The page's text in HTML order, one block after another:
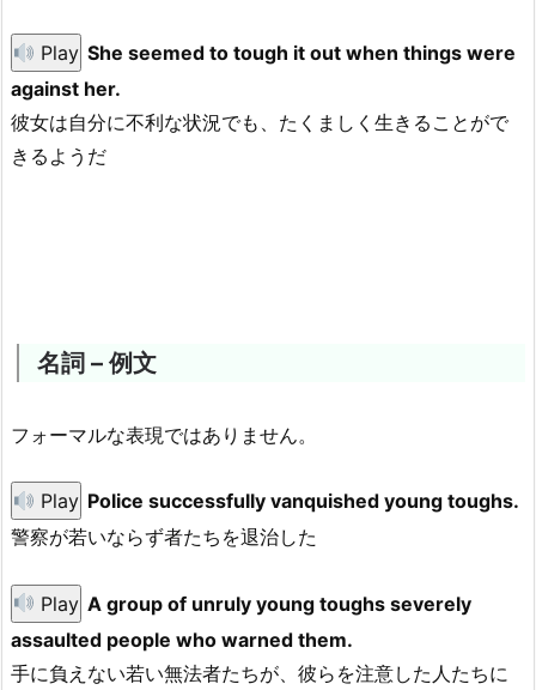
Play She seemed to tough it out when things were
against her.
彼女は自分に不利な状況でも、たくましく生きることがで
きるようだ
名詞 – 例文
フォーマルな表現ではありません。
Play Police successfully vanquished young toughs.
警察が若いならず者たちを退治した
Play A group of unruly young toughs severely
assaulted people who warned them.
手に負えない若い無法者たちが、彼らを注意した人たちに